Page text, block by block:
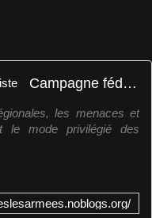
Campagne fédérale antimilitariste de la Fédération Anarchiste
les menaces et
le mode privilégié des